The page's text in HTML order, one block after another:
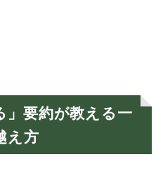
」要約が教える一
え方